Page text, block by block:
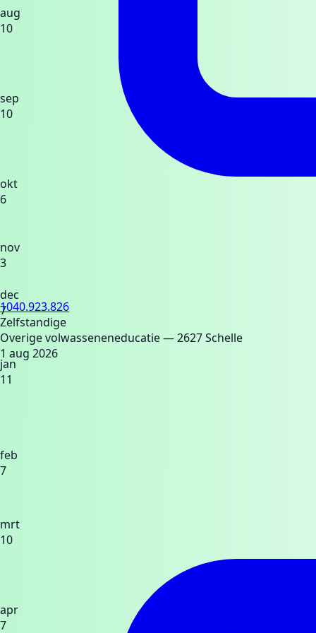
aug
10
sep
10
okt
6
nov
3
dec
7
jan
11
feb
7
mrt
10
apr
7
1040.923.826
Zelfstandige
Overige volwasseneneducatie— 2627 Schelle
1 aug 2026